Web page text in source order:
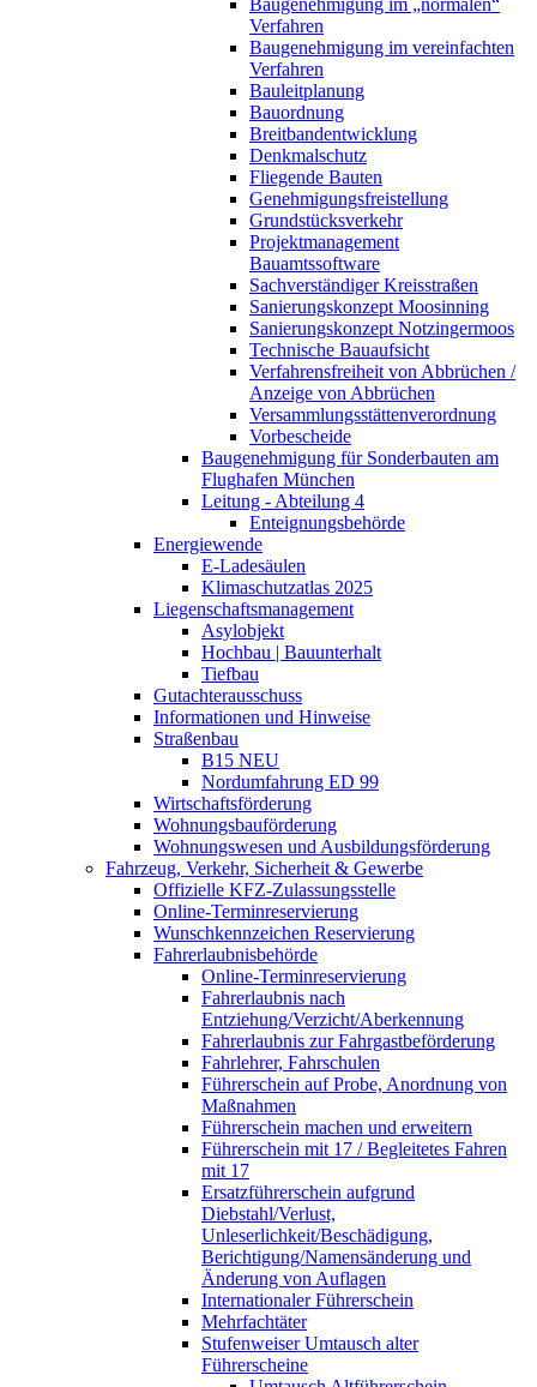
Baugenehmigung im „normalen“
Verfahren
Baugenehmigung im vereinfachten
Verfahren
Bauleitplanung
Bauordnung
Breitbandentwicklung
Denkmalschutz
Fliegende Bauten
Genehmigungsfreistellung
Grundstücksverkehr
Projektmanagement
Bauamtssoftware
Sachverständiger Kreisstraßen
Sanierungskonzept Moosinning
Sanierungskonzept Notzingermoos
Technische Bauaufsicht
Verfahrensfreiheit von Abbrüchen /
Anzeige von Abbrüchen
Versammlungsstättenverordnung
Vorbescheide
Baugenehmigung für Sonderbauten am
Flughafen München
Leitung - Abteilung 4
Enteignungsbehörde
Energiewende
E-Ladesäulen
Klimaschutzatlas 2025
Liegenschaftsmanagement
Asylobjekt
Hochbau | Bauunterhalt
Tiefbau
Gutachterausschuss
Informationen und Hinweise
Straßenbau
B15 NEU
Nordumfahrung ED 99
Wirtschaftsförderung
Wohnungsbauförderung
Wohnungswesen und Ausbildungsförderung
Fahrzeug, Verkehr, Sicherheit & Gewerbe
Offizielle KFZ-Zulassungsstelle
Online-Terminreservierung
Wunschkennzeichen Reservierung
Fahrerlaubnisbehörde
Online-Terminreservierung
Fahrerlaubnis nach
Entziehung/Verzicht/Aberkennung
Fahrerlaubnis zur Fahrgastbeförderung
Fahrlehrer, Fahrschulen
Führerschein auf Probe, Anordnung von
Maßnahmen
Führerschein machen und erweitern
Führerschein mit 17 / Begleitetes Fahren
mit 17
Ersatzführerschein aufgrund
Diebstahl/Verlust,
Unleserlichkeit/Beschädigung,
Berichtigung/Namensänderung und
Änderung von Auflagen
Internationaler Führerschein
Mehrfachtäter
Stufenweiser Umtausch alter
Führerscheine